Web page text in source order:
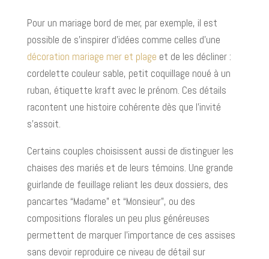
Pour un mariage bord de mer, par exemple, il est
possible de s’inspirer d’idées comme celles d’une
décoration mariage mer et plage et de les décliner :
cordelette couleur sable, petit coquillage noué à un
ruban, étiquette kraft avec le prénom. Ces détails
racontent une histoire cohérente dès que l’invité
s’assoit.
Certains couples choisissent aussi de distinguer les
chaises des mariés et de leurs témoins. Une grande
guirlande de feuillage reliant les deux dossiers, des
pancartes “Madame” et “Monsieur”, ou des
compositions florales un peu plus généreuses
permettent de marquer l’importance de ces assises
sans devoir reproduire ce niveau de détail sur